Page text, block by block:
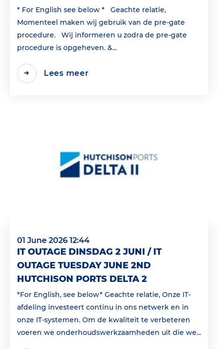
* For English see below * Geachte relatie,
Momenteel maken wij gebruik van de pre-gate
procedure. Wij informeren u zodra de pre-gate
procedure is opgeheven. &...
Lees meer
01 June 2026 12:44
IT OUTAGE DINSDAG 2 JUNI / IT
OUTAGE TUESDAY JUNE 2ND
HUTCHISON PORTS DELTA 2
*For English, see below* Geachte relatie, Onze IT-
afdeling investeert continu in ons netwerk en in
onze IT-systemen. Om de kwaliteit te verbeteren
voeren we onderhoudswerkzaamheden uit die we...